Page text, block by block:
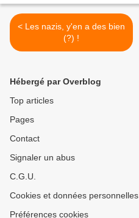
< Les nazis, y'en a des bien
(?) !
Hébergé par Overblog
Top articles
Pages
Contact
Signaler un abus
C.G.U.
Cookies et données personnelles
Préférences cookies